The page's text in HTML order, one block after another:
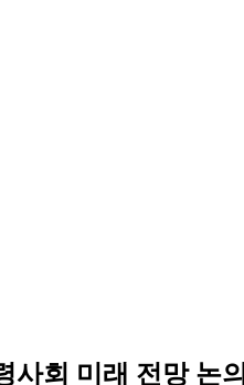
사회 미래 전망 논의